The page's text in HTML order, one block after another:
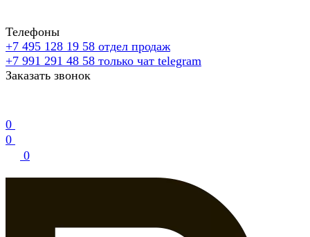
Телефоны
+7 495 128 19 58 отдел продаж
+7 991 291 48 58 только чат telegram
Заказать звонок
0
0
0